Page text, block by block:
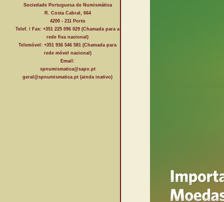
Sociedade Portuguesa de Numismática
R. Costa Cabral, 664
4200 - 211 Porto
Telef. / Fax: +351 225 096 029 (Chamada para a
rede fixa nacional)
Telemóvel: +351 936 546 581 (Chamada para
rede móvel nacional)
Email:
spnumismatica@sapo.pt
geral@spnumismatica.pt (ainda inativo)